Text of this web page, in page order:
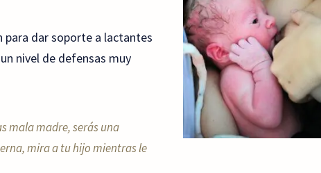
para dar soporte a lactantes
nivel de defensas muy
mala madre, serás una
mira a tu hijo mientras le